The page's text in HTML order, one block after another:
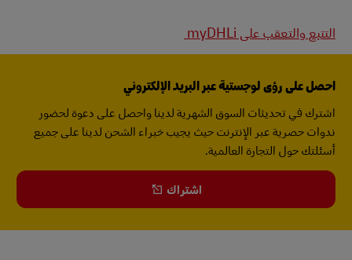
التتبع والتعقب على myDHLi
احصل على رؤى لوجستية عبر البريد الإلكتروني
اشترك في تحديثات السوق الشهرية لدينا واحصل على دعوة لحضور
ندوات حصرية عبر الإنترنت حيث يجيب خبراء الشحن لدينا على جميع
أسئلتك حول التجارة العالمية.
اشتراك